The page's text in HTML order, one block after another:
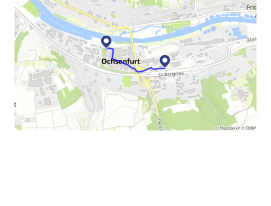
lokalen Veranstaltungen wie dem Ochsenfest.
Betrieben von Steinmanns Töchter, bietet sie
fränkische Weine und besondere Highlights in
gemütlicher Atmosphäre. Es ist ein Treffpunkt für
Weinliebhaber und Genießer in der fränkischen
Stadt.
In der „Wein.Wunder.Bar“ könnt Ihr zum Abschluss
noch ein fränkisches Glas Wein und den Blick über